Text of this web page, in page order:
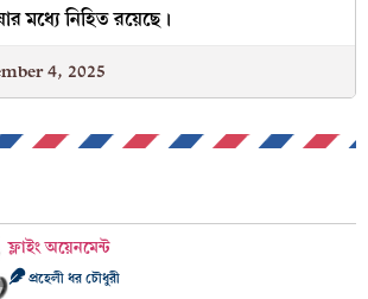
মধ্যে নিহিত রয়েছে।
4, 2025
ফ্লাইং অয়েনমেন্ট
প্রহেলী ধর চৌধুরী